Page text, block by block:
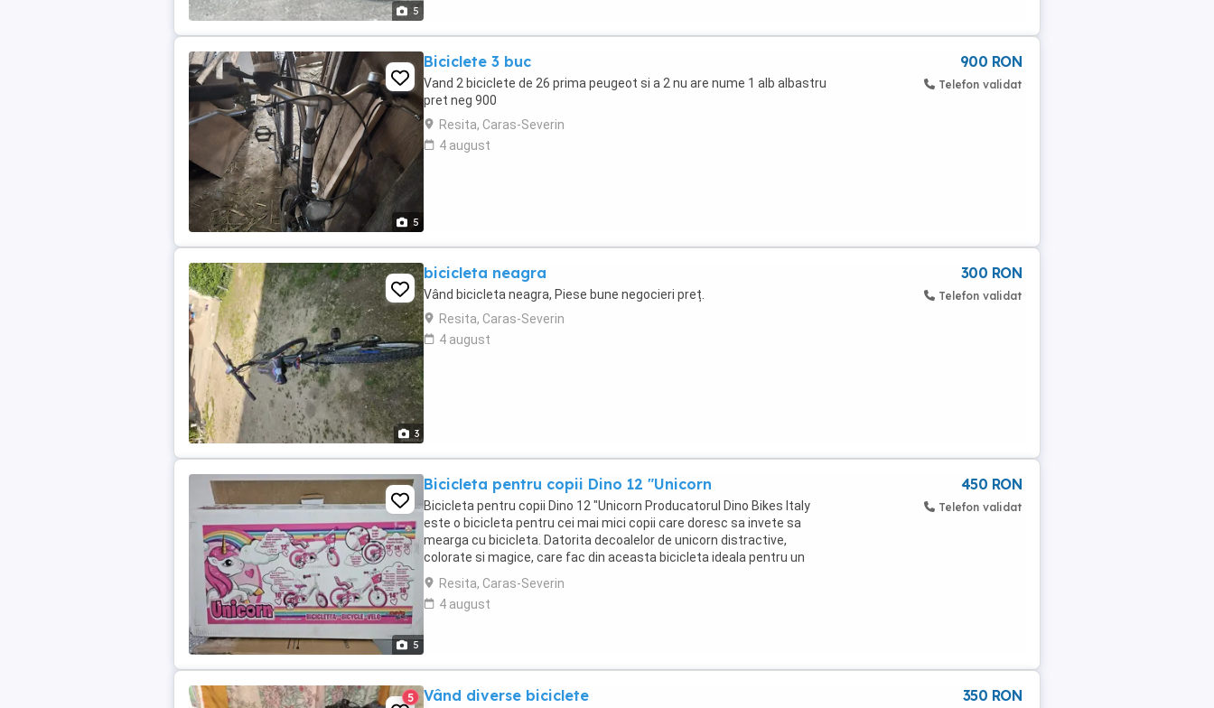
5
5
Biciclete 3 buc
Vand 2 biciclete de 26 prima peugeot si a 2 nu are nume 1 alb albastru
pret neg 900
Resita, Caras-Severin
4 august
900 RON
Telefon validat
3
bicicleta neagra
Vând bicicleta neagra, Piese bune negocieri preț.
Resita, Caras-Severin
4 august
300 RON
Telefon validat
5
Bicicleta pentru copii Dino 12 "Unicorn
Bicicleta pentru copii Dino 12 "Unicorn Producatorul Dino Bikes Italy
este o bicicleta pentru cei mai mici copii care doresc sa invete sa
mearga cu bicicleta. Datorita decoalelor de unicorn distractive,
colorate si magice, care fac din aceasta bicicleta ideala pentru un
iubitor de unicorn. Anvelope ...
Resita, Caras-Severin
4 august
450 RON
Telefon validat
5 Vând diverse biciclete 350 RON